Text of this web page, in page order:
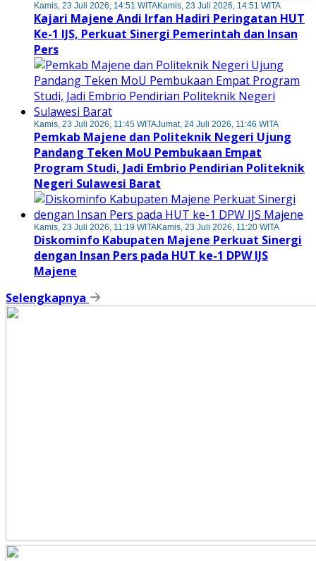
Kamis, 23 Juli 2026, 14:51 WITAKamis, 23 Juli 2026, 14:51 WITA
Kajari Majene Andi Irfan Hadiri Peringatan HUT
Ke-1 IJS, Perkuat Sinergi Pemerintah dan Insan
Pers
Kamis, 23 Juli 2026, 11:45 WITAJumat, 24 Juli 2026, 11:46 WITA
Pemkab Majene dan Politeknik Negeri Ujung
Pandang Teken MoU Pembukaan Empat
Program Studi, Jadi Embrio Pendirian Politeknik
Negeri Sulawesi Barat
Kamis, 23 Juli 2026, 11:19 WITAKamis, 23 Juli 2026, 11:20 WITA
Diskominfo Kabupaten Majene Perkuat Sinergi
dengan Insan Pers pada HUT ke-1 DPW IJS
Majene
Selengkapnya